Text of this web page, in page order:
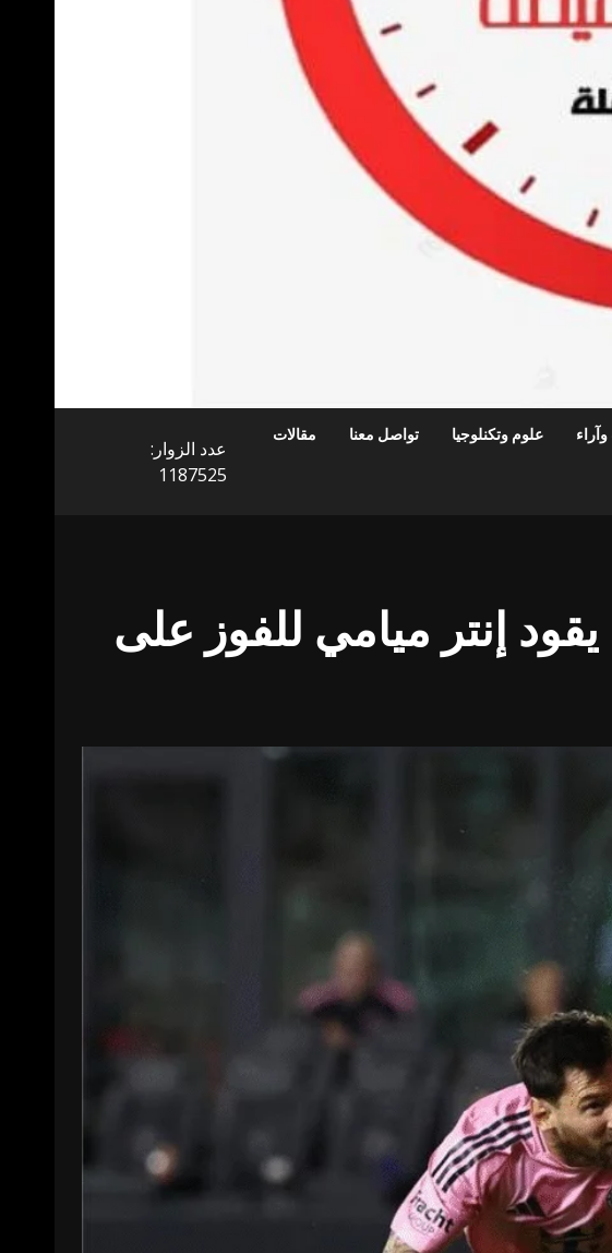
علوم وتكنلوجيا تواصل معنا مقالات
عدد الزوار:
1187525
إنتر ميامي للفوز على